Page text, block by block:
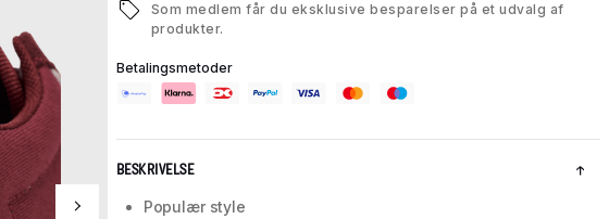
Som medlem får du eksklusive besparelser på et udvalg af
produkter.
Betalingsmetoder
BESKRIVELSE
Populær style